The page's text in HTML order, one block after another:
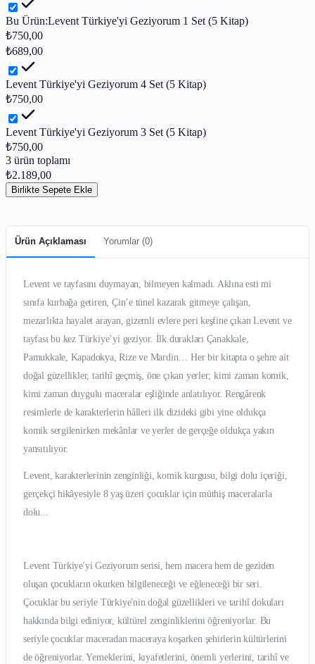
Bu Ürün:Levent Türkiye'yi Geziyorum 1 Set (5 Kitap)
₺750,00
₺689,00
Levent Türkiye'yi Geziyorum 4 Set (5 Kitap)
₺750,00
Levent Türkiye'yi Geziyorum 3 Set (5 Kitap)
₺750,00
3 ürün toplamı
₺2.189,00
Birlikte Sepete Ekle
Ürün Açıklaması Yorumlar (0)
Levent ve tayfasını duymayan, bilmeyen kalmadı. Aklına esti mi
sınıfa kurbağa getiren, Çin’e tünel kazarak gitmeye çalışan,
mezarlıkta hayalet arayan, gizemli evlere peri keşfine çıkan Levent ve
tayfası bu kez Türkiye’yi geziyor. İlk durakları Çanakkale,
Pamukkale, Kapadokya, Rize ve Mardin… Her bir kitapta o şehre ait
doğal güzellikler, tarihî geçmiş, öne çıkan yerler; kimi zaman komik,
kimi zaman duygulu maceralar eşliğinde anlatılıyor. Rengârenk
resimlerle de karakterlerin hâlleri ilk dizideki gibi yine oldukça
komik sergilenirken mekânlar ve yerler de gerçeğe oldukça yakın
yansıtılıyor.
Levent, karakterlerinin zenginliği, komik kurgusu, bilgi dolu içeriği,
gerçekçi hikâyesiyle 8 yaş üzeri çocuklar için müthiş maceralarla
dolu...
Levent Türkiye'yi Geziyorum serisi, hem macera hem de geziden
oluşan çocukların okurken bilgileneceği ve eğleneceği bir seri.
Çocuklar bu seriyle Türkiye'nin doğal güzellikleri ve tarihî dokuları
hakkında bilgi ediniyor, kültürel zenginliklerini öğreniyorlar. Bu
seriyle çocuklar maceradan maceraya koşarken şehirlerin kültürlerini
de öğreniyorlar. Yemeklerini, kıyafetlerini, önemli yerlerini, tarihî ve